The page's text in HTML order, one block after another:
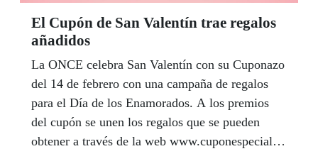
El Cupón de San Valentín trae regalos
añadidos
La ONCE celebra San Valentín con su Cuponazo
del 14 de febrero con una campaña de regalos
para el Día de los Enamorados. A los premios
del cupón se unen los regalos que se pueden
obtener a través de la web www.cuponespecial.es